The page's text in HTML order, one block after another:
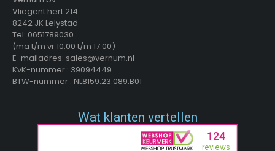
Vliegent hert 214
8242 JK Lelystad
Tel: 0651789030
(ma t/m vr 10:00 t/m 17:00)
E-mailadres: sales@vernum.nl
KvK-nummer : 39094449
BTW-nummer : NL8159.23.089.B01
Wat klanten vertellen